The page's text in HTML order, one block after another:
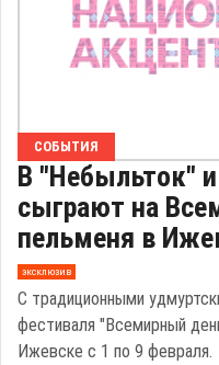
СОБЫТИЯ
В "Небыльток"
сыграют на
пельменя в
эксклюзив
С традиционными
фестиваля "Всемирный
Ижевске с 1 по 9 февраля.